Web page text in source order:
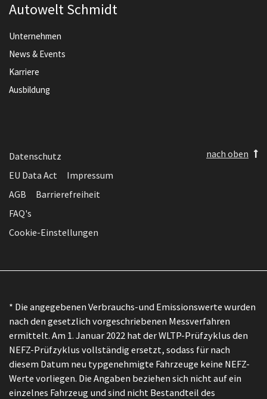
Autowelt Schmidt
Unternehmen
News & Events
Karriere
Ausbildung
Datenschutz
EU Data Act
Impressum
AGB
Barrierefreiheit
FAQ's
Cookie-Einstellungen
nach oben
* Die angegebenen Verbrauchs-und Emissionswerte wurden
nach den gesetzlich vorgeschriebenen Messverfahren
ermittelt. Am 1. Januar 2022 hat der WLTP-Prüfzyklus den
NEFZ-Prüfzyklus vollständig ersetzt, sodass für nach
diesem Datum neu typgenehmigte Fahrzeuge keine NEFZ-
Werte vorliegen. Die Angaben beziehen sich nicht auf ein
einzelnes Fahrzeug und sind nicht Bestandteil des